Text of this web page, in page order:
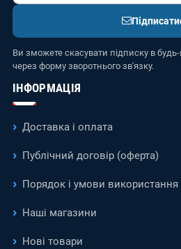
Ви зможете скасувати підписку в
через форму зворотнього зв'язку.
ІНФОРМАЦІЯ
Доставка і оплата
Публічний договір (оферта)
Порядок і умови використання
Наші магазини
Нові товари